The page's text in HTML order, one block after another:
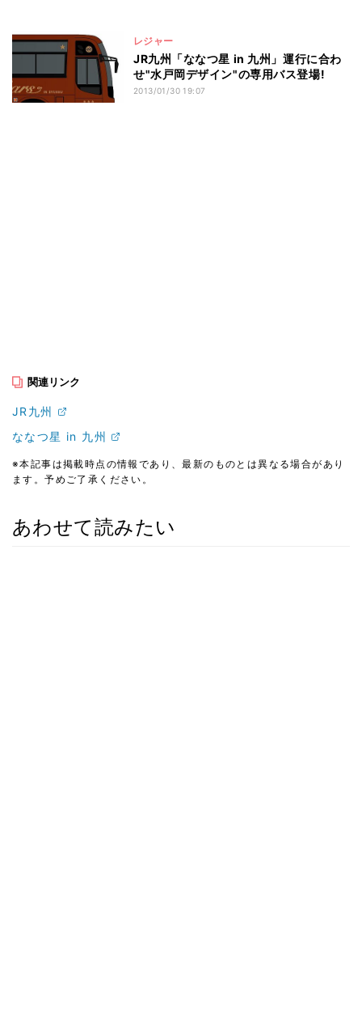
レジャー
JR九州「ななつ星 in 九州」運行に合わ
せ"水戸岡デザイン"の専用バス登場!
2013/01/30 19:07
関連リンク
JR九州
ななつ星 in 九州
※本記事は掲載時点の情報であり、最新のものとは異なる場合があり
ます。予めご了承ください。
あわせて読みたい